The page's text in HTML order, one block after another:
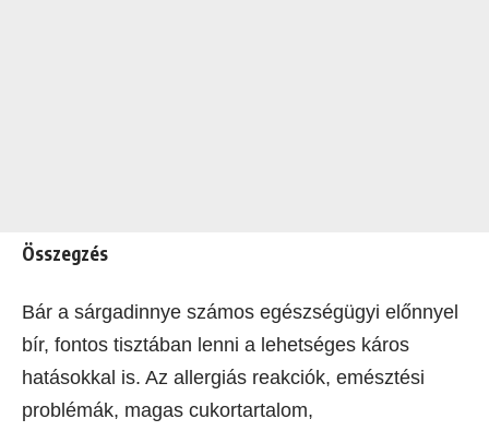
Összegzés
Bár a sárgadinnye számos egészségügyi előnnyel
bír, fontos tisztában lenni a lehetséges káros
hatásokkal is. Az allergiás reakciók, emésztési
problémák, magas cukortartalom,